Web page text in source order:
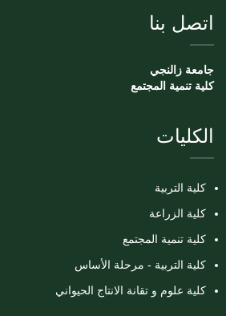
اتصل بنا
جامعة زالنجي
كلية تنمية المجتمع
الكليات
كلية التربية
كلية الزراعة
كلية تنمية المجتمع
كلية التربية - مرحلة الأساس
كلية علوم و تقانة الانتاج الحيواني